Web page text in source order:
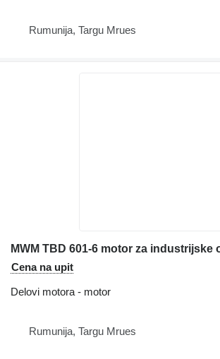
Rumunija, Targu Mrues
MWM TBD 601-6 motor za industrijske
Cena na upit
Delovi motora - motor
Rumunija, Targu Mrues